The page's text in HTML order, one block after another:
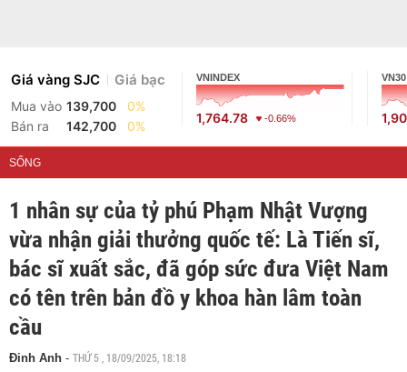
Giá vàng SJC Giá bạc
Mua vào 139,700
0%
Bán ra
142,700 0%
VNINDEX
1,764.78 -0.66%
VN30
SỐNG
1 nhân sự của tỷ phú Phạm Nhật Vượng
vừa nhận giải thưởng quốc tế: Là Tiến sĩ,
bác sĩ xuất sắc, đã góp sức đưa Việt Nam
có tên trên bản đồ y khoa hàn lâm toàn
cầu
Đinh Anh - THỨ 5 , 18/09/2025, 18:18